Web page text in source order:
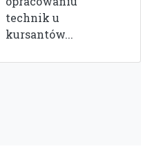
technik u
kursantów...